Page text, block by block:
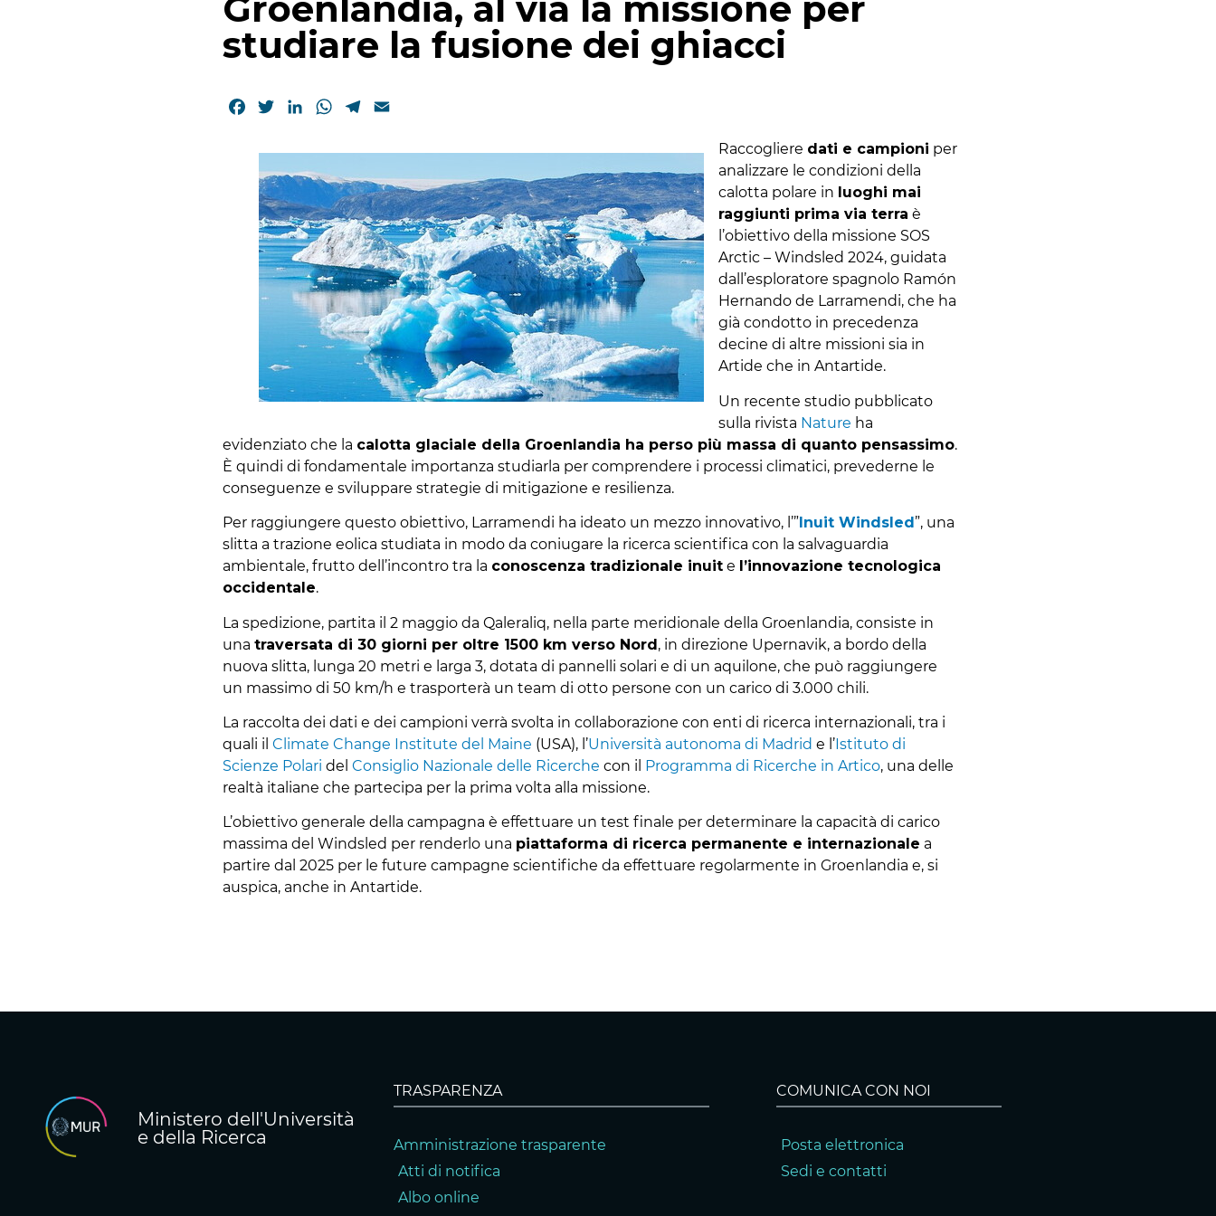
Groenlandia, al via la missione per
studiare la fusione dei ghiacci
Facebook
TwitterLinkedInWhatsApp
Telegram
Raccogliere dati e campioni per
analizzare le condizioni della
calotta polare in luoghi mai
raggiunti prima via terra è
l’obiettivo della missione SOS
Arctic – Windsled 2024, guidata
dall’esploratore spagnolo Ramón
Hernando de Larramendi, che ha
già condotto in precedenza
decine di altre missioni sia in
Artide che in Antartide.
Un recente studio pubblicato
sulla rivista Nature ha
evidenziato che la calotta glaciale della Groenlandia ha perso più massa di quanto pensassimo.
È quindi di fondamentale importanza studiarla per comprendere i processi climatici, prevederne le
conseguenze e sviluppare strategie di mitigazione e resilienza.
Per raggiungere questo obiettivo, Larramendi ha ideato un mezzo innovativo, l’”Inuit Windsled”, una
slitta a trazione eolica studiata in modo da coniugare la ricerca scientifica con la salvaguardia
ambientale, frutto dell’incontro tra la conoscenza tradizionale inuit e l’innovazione tecnologica
occidentale.
La spedizione, partita il 2 maggio da Qaleraliq, nella parte meridionale della Groenlandia, consiste in
unatraversata di 30 giorni per oltre 1500 km verso Nord, in direzione Upernavik, a bordo della
nuova slitta, lunga 20 metri e larga 3, dotata di pannelli solari e di un aquilone, che può raggiungere
un massimo di 50 km/h e trasporterà un team di otto persone con un carico di 3.000 chili.
La raccolta dei dati e dei campioni verrà svolta in collaborazione con enti di ricerca internazionali, tra i
quali ilClimate Change Institute del Maine (USA), l’Università autonoma di Madrid e l’Istituto di
Scienze Polari delConsiglio Nazionale delle Ricerche con il Programma di Ricerche in Artico, una delle
realtà italiane che partecipa per la prima volta alla missione.
L’obiettivo generale della campagna è effettuare un test finale per determinare la capacità di carico
massima del Windsled per renderlo una piattaforma di ricerca permanente e internazionale a
partire dal 2025 per le future campagne scientifiche da effettuare regolarmente in Groenlandia e, si
auspica, anche in Antartide.
Ministero dell'Università
e della Ricerca
TRASPARENZA
Amministrazione trasparente
Atti di notifica
Albo online
COMUNICA CON NOI
Posta elettronica
Sedi e contatti